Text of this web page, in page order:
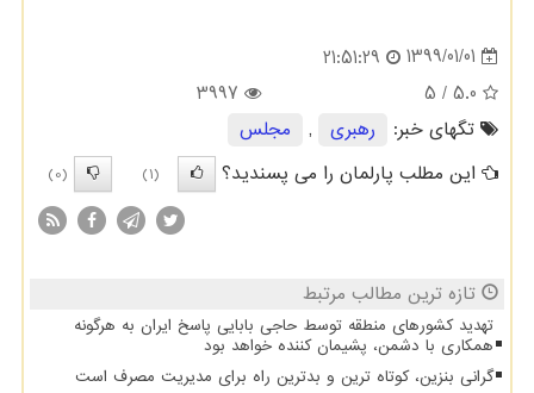
1399/01/01
21:51:29
5.0
/ 5
3997
تگهای خبر:
رهبری ,
مجلس
این مطلب پارلمان را می پسندید؟
(1)
(0)
تازه ترین مطالب مرتبط
تهدید کشورهای منطقه توسط حاجی بابایی پاسخ ایران به هرگونه
همکاری با دشمن، پشیمان کننده خواهد بود
گرانی بنزین، کوتاه ترین و بدترین راه برای مدیریت مصرف است